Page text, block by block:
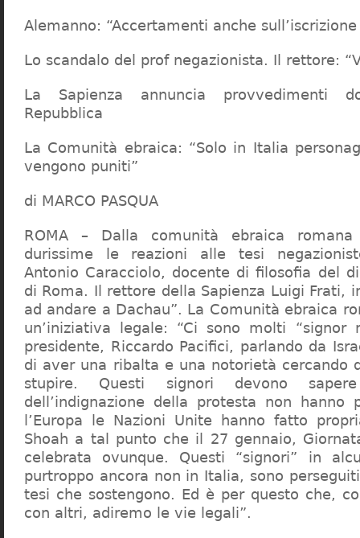
Alemanno: “Accertamenti anche
Lo scandalo del prof negazionista. Il rettore:
La Sapienza annuncia provvedimenti
Repubblica
La Comunità ebraica: “Solo in Italia
vengono puniti”
di MARCO PASQUA
ROMA – Dalla comunità ebraica
durissime le reazioni alle tesi
Antonio Caracciolo, docente di filosofia del
di Roma. Il rettore della Sapienza Luigi Frati,
ad andare a Dachau”. La Comunità ebraica
un’iniziativa legale: “Ci sono molti “signor
presidente, Riccardo Pacifici, parlando da
di aver una ribalta e una notorietà cercando
stupire. Questi signori devono
dell’indignazione della protesta non hanno
l’Europa le Nazioni Unite hanno fatto
Shoah a tal punto che il 27 gennaio,
celebrata ovunque. Questi “signori” in
purtroppo ancora non in Italia, sono
tesi che sostengono. Ed è per questo che,
con altri, adiremo le vie legali”.